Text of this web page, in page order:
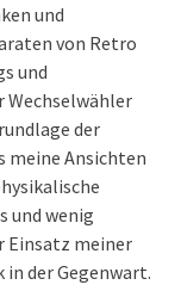
und
von Retro
und
Wechselwähler
der
meine Ansichten
und wenig
Einsatz meiner
der Gegenwart.